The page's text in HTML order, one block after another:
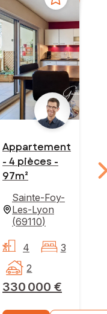
WhatsApp
Appartement
- 4 pièces -
97m²
Sainte-Foy-
Les-Lyon
(69110)
330 000 €
4
3
2